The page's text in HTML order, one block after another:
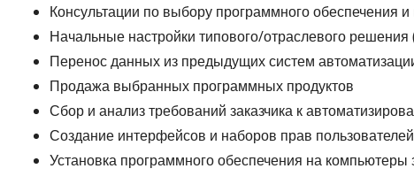
Консультации по выбору программного обеспечения
Начальные настройки типового/отраслевого
Перенос данных из предыдущих систем
Продажа выбранных программных продуктов
Сбор и анализ требований заказчика к
Создание интерфейсов и наборов прав пользователей
Установка программного обеспечения на компьютеры